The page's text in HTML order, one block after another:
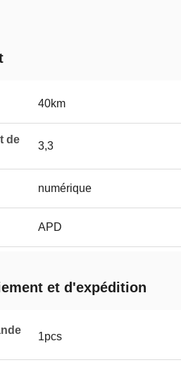
40km
de
3,3
numérique
APD
et d'expédition
1pcs